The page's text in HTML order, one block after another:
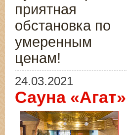
приятная
обстановка по
умеренным
ценам!
24.03.2021
Сауна «Агат»